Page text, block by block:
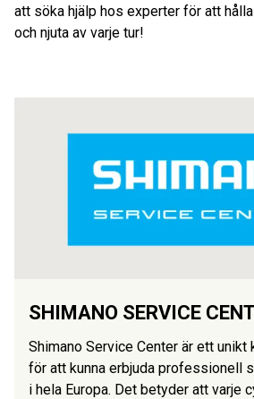
att söka hjälp hos experter för att
och njuta av varje tur!
SHIMANO SERVICE
Shimano Service Center är ett
för att kunna erbjuda professionell
i hela Europa. Det betyder att varje